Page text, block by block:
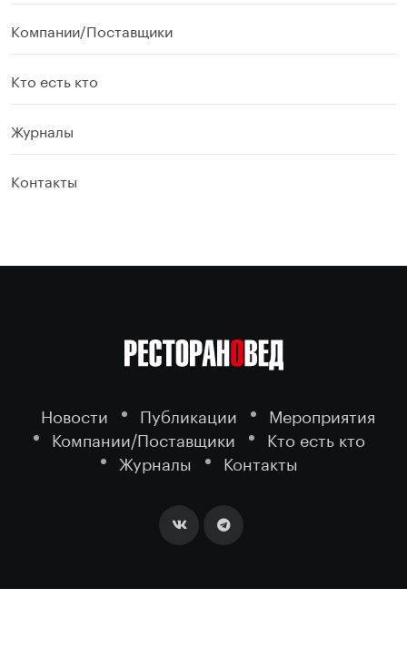
Компании/Поставщики
Кто есть кто
Журналы
Контакты
Новости Публикации
Мероприятия
Компании/Поставщики
Кто есть кто
Журналы
Контакты